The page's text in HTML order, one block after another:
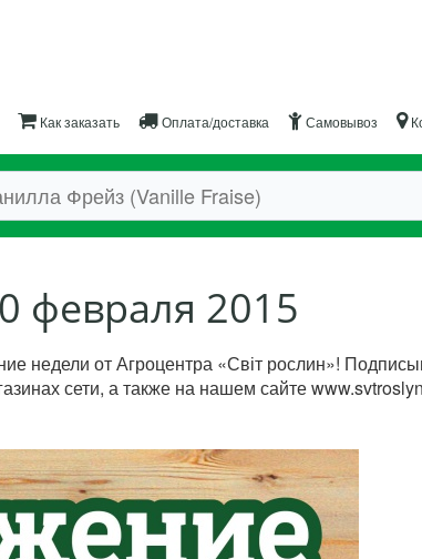
Как заказать Оплата/доставка Самовывоз
февраля 2015
недели от Агроцентра «Світ рослин»!
сети, а также на нашем сайте